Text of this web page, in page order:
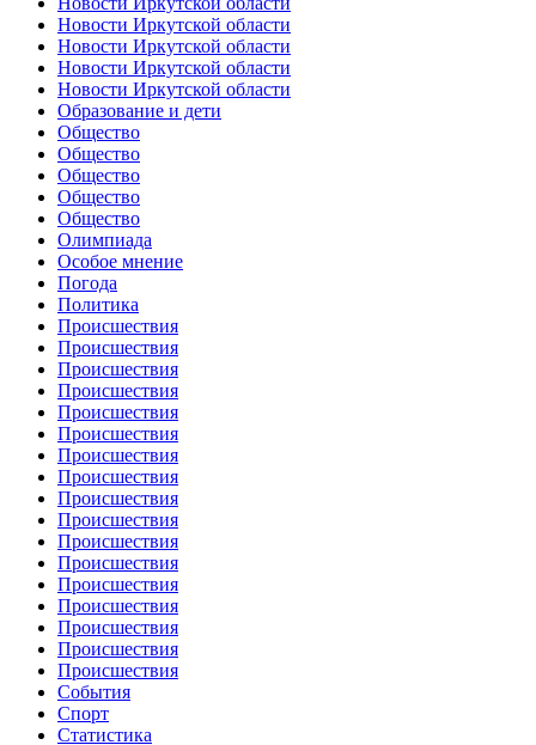
Новости Иркутской области
Новости Иркутской области
Новости Иркутской области
Новости Иркутской области
Образование и дети
Общество
Общество
Общество
Общество
Общество
Олимпиада
Особое мнение
Погода
Политика
Происшествия
Происшествия
Происшествия
Происшествия
Происшествия
Происшествия
Происшествия
Происшествия
Происшествия
Происшествия
Происшествия
Происшествия
Происшествия
Происшествия
Происшествия
Происшествия
Происшествия
События
Спорт
Статистика